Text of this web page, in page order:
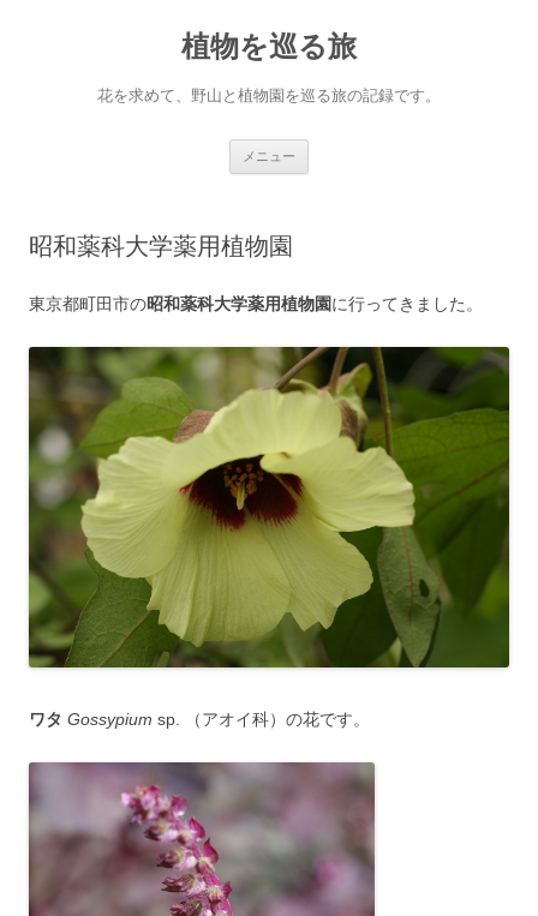
植物を巡る旅
花を求めて、野山と植物園を巡る旅の記録です。
メニュー
昭和薬科大学薬用植物園
東京都町田市の昭和薬科大学薬用植物園に行ってきました。
ワタ Gossypium sp. （アオイ科）の花です。